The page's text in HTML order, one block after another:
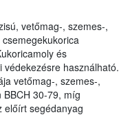
vetőmag-, szemes-,
és
használható.
vetőmag-, szemes-,
30-79, míg
előírt segédanyag